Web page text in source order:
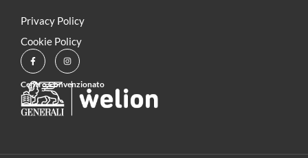
Privacy Policy
Cookie Policy
Centro Convenzionato